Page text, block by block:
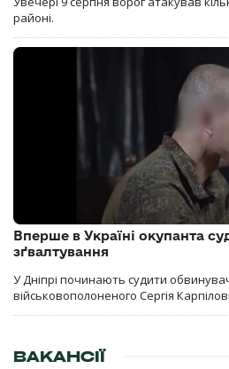
районі.
Вперше в Україні окупанта
зґвалтування
У Дніпрі починають судити
військовополоненого Сергія
ВАКАНСІЇ